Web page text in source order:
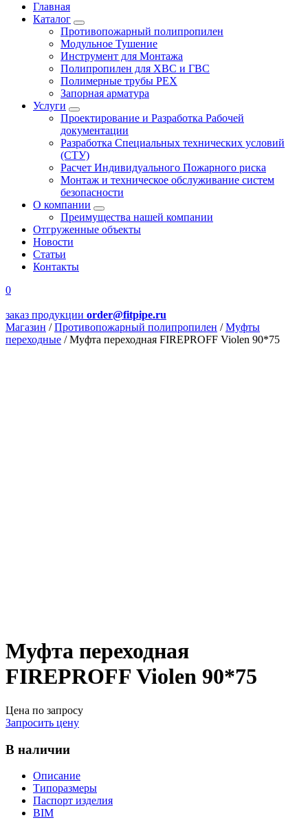
Главная
Каталог
Противопожарный полипропилен
Модульное Тушение
Инструмент для Монтажа
Полипропилен для ХВС и ГВС
Полимерные трубы PEX
Запорная арматура
Услуги
Проектирование и Разработка Рабочей
документации
Разработка Специальных технических условий
(СТУ)
Расчет Индивидуального Пожарного риска
Монтаж и техническое обслуживание систем
безопасности
О компании
Преимущества нашей компании
Отгруженные объекты
Новости
Статьи
Контакты
0
заказ продукции order@fitpipe.ru
Магазин /Противопожарный полипропилен /Муфты
переходные /Муфта переходная FIREPROFF Violen 90*75
Муфта переходная
FIREPROFF Violen 90*75
Цена по запросу
Запросить цену
В наличии
Описание
Типоразмеры
Паспорт изделия
BIM